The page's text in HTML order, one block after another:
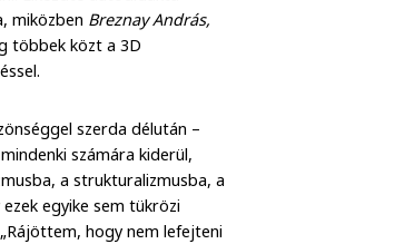
miközben Breznay András,
többek közt a 3D
szerda délután –
számára kiderül,
a strukturalizmusba, a
egyike sem tükrözi
hogy nem lefejteni